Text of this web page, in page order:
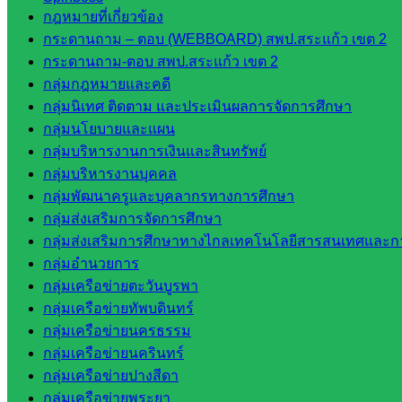
กฎหมายที่เกี่ยวข้อง
กระดานถาม – ตอบ (WEBBOARD) สพป.สระแก้ว เขต 2
กระดานถาม-ตอบ สพป.สระแก้ว เขต 2
กลุ่มกฎหมายและคดี
กลุ่มนิเทศ ติดตาม และประเมินผลการจัดการศึกษา
กลุ่มนโยบายและแผน
กลุ่มบริหารงานการเงินและสินทรัพย์
กลุ่มบริหารงานบุคคล
กลุ่มพัฒนาครูและบุคลากรทางการศึกษา
กลุ่มส่งเสริมการจัดการศึกษา
กลุ่มส่งเสริมการศึกษาทางไกลเทคโนโลยีสารสนเทศและ
กลุ่มอำนวยการ
กลุ่มเครือข่ายตะวันบูรพา
กลุ่มเครือข่ายทัพบดินทร์
กลุ่มเครือข่ายนครธรรม
กลุ่มเครือข่ายนครินทร์
กลุ่มเครือข่ายปางสีดา
กลุ่มเครือข่ายพระยา
::: ©2021 sakarea2.go.th. All rights reserved. Design By SK2 ICT
สอบถามได้นะคะ
Line
Tel 037-232263:
Messenger